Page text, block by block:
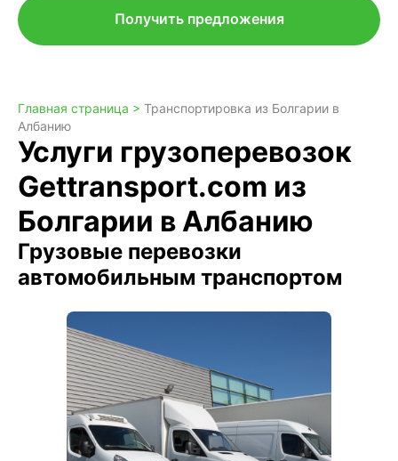
Получить предложения
Главная страница > Транспортировка из Болгарии в
Албанию
Услуги грузоперевозок
Gettransport.com из
Болгарии в Албанию
Грузовые перевозки
автомобильным транспортом